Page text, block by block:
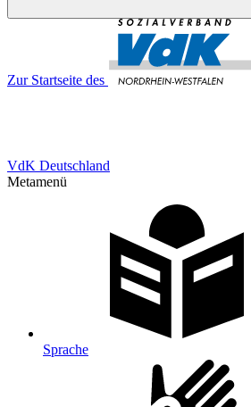
Zur Startseite des
VdK Deutschland
Metamenü
Sprache